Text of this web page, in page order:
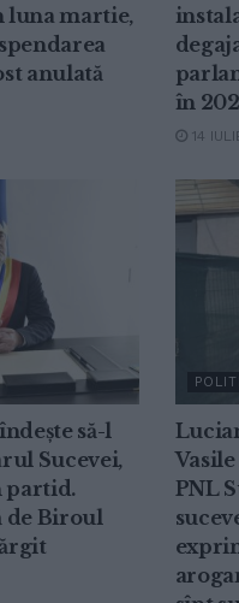
luna martie,
anulată
în
14
să-l
Sucevei,
partid.
de Biroul
PNL